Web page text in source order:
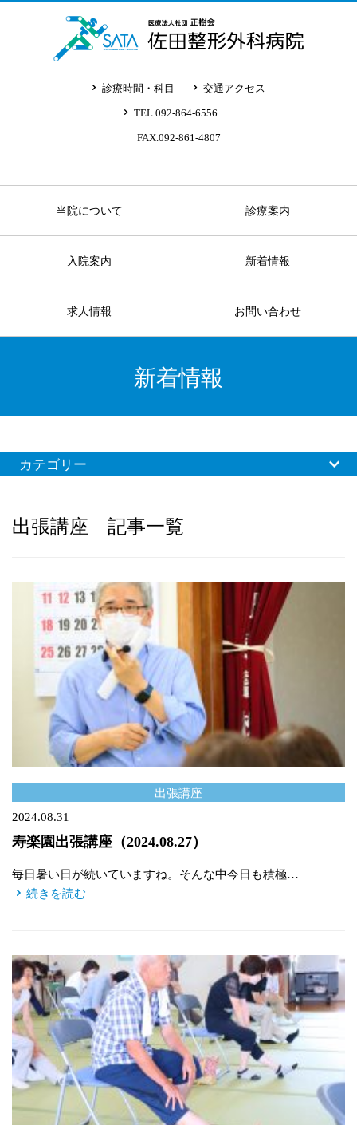
診療時間・科目 交通アクセス
TEL.092-864-6556
FAX.092-861-4807
当院について 診療案内
入院案内 新着情報
求人情報 お問い合わせ
新着情報
カテゴリー
出張講座 記事一覧
出張講座
2024.08.31
寿楽園出張講座（2024.08.27）
毎日暑い日が続いていますね。そんな中今日も積極…
続きを読む